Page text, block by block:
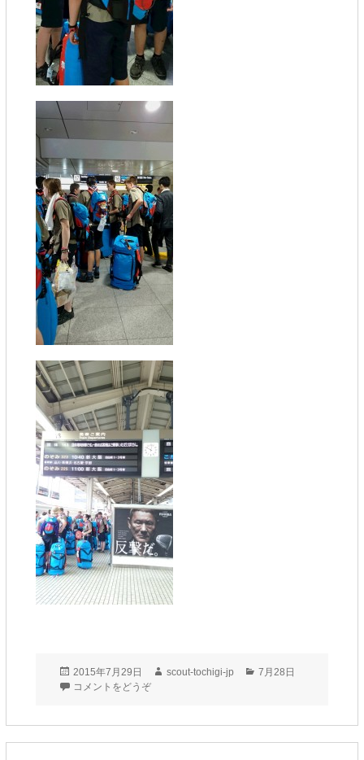
投
稿
2015年7月29日
作
scout-tochigi-jp
カ
7月28日
コメントをどうぞ